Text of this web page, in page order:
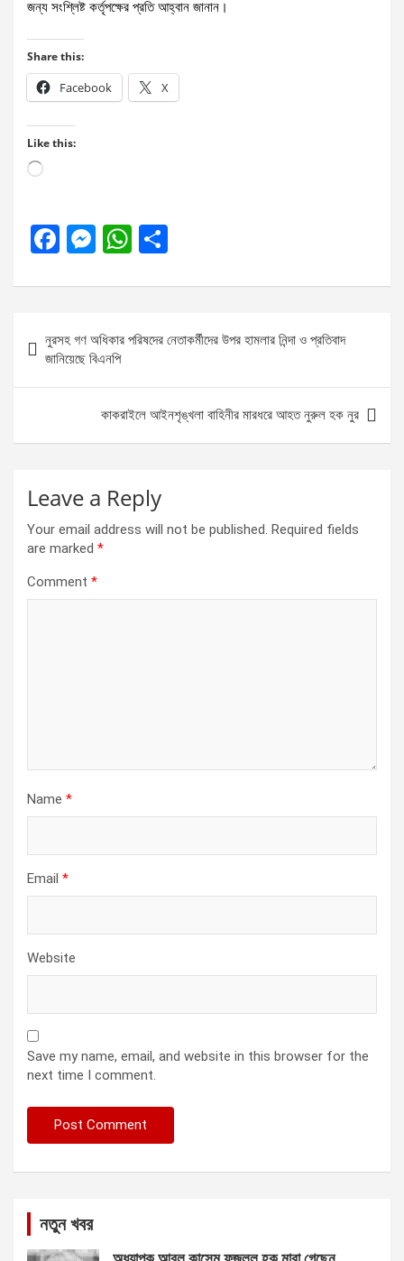
জন্য সংশ্লিষ্ট কর্তৃপক্ষের প্রতি আহ্বান জানান।
Share this:
Facebook X
Like this:
Loading…
F
ce
o
o
M
se
n
g
er
W
at
s
A
p
p
ar
navigation
নুরসহ গণ অধিকার পরিষদের নেতাকর্মীদের উপর হামলার নিন্দা ও প্রতিবাদ
জানিয়েছে বিএনপি
কাকরাইলে আইনশৃঙ্খলা বাহিনীর মারধরে আহত নুরুল হক নুর
Leave a Reply
Your email address will not be published. Required fields
are marked *
Comment *
Name *
Email *
Website
Save my name, email, and website in this browser for the
next time I comment.
নতুন খবর